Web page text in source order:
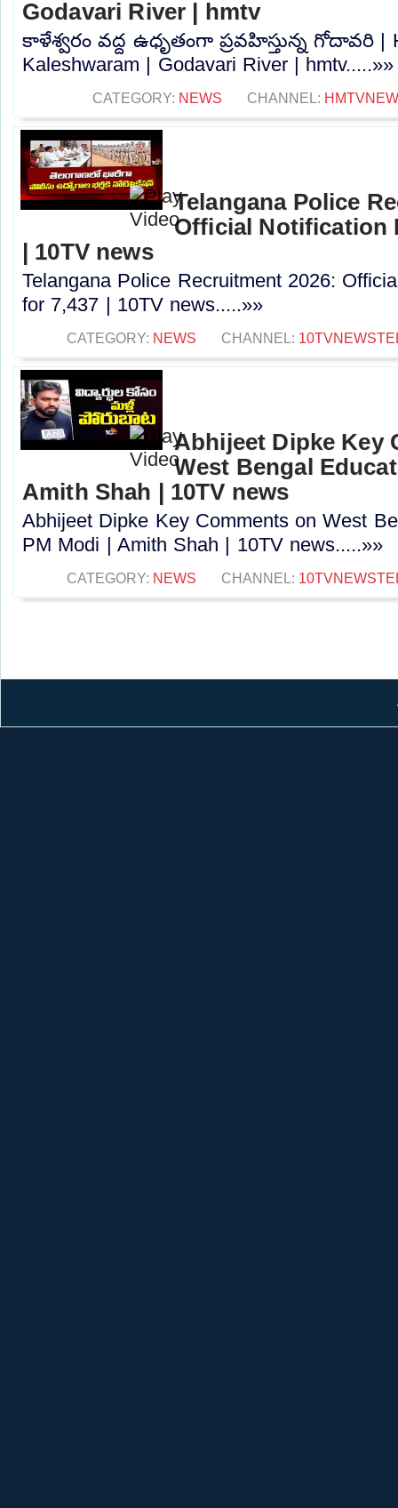
Godavari River | hmtv
కాళేశ్వరం వద్ద ఉధృతంగా ప్రవహిస్తున్న గోదావరి |
Kaleshwaram | Godavari River | hmtv.....»»
CATEGORY: NEWS CHANNEL:
Telangana Police
Official Notification
| 10TV news
Telangana Police Recruitment 2026:
for 7,437 | 10TV news.....»»
CATEGORY: NEWS CHANNEL:
Abhijeet Dipke Key
West Bengal
Amith Shah | 10TV news
Abhijeet Dipke Key Comments on West
PM Modi | Amith Shah | 10TV news.....»»
CATEGORY: NEWS CHANNEL: